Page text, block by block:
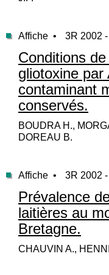
Affiche • 3R 2002
Conditions
gliotoxine par
contaminant
conservés.
BOUDRA H.,
DOREAU B.
Affiche • 3R 2002
Prévalence
laitières au
Bretagne.
CHAUVIN A.,